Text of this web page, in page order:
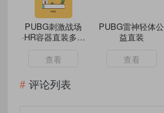
PUBG刺激战场
·HR容器直装多功
查看
PUBG雷神轻体公
益直装
查看
评论列表